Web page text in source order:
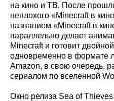
на кино и ТВ. После
неплохого «Minecraft в
названием «Minecraft в
параллельно делает
Minecraft и готовит
одновременно в формате
Amazon, в свою очередь,
сериалом по вселенной
Окно релиза Sea of